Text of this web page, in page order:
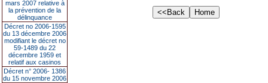
mars 2007 relative à
la prévention de la
délinquance
Décret no 2006-1595
du 13 décembre 2006
modifiant le décret no
59-1489 du 22
décembre 1959 et
relatif aux casinos
Décret n° 2006- 1386
du 15 novembre 2006